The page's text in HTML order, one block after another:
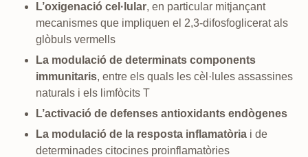
L’oxigenació cel·lular, en particular mitjançant
mecanismes que impliquen el 2,3-difosfoglicerat als
glòbuls vermells
La modulació de determinats components
immunitaris, entre els quals les cèl·lules assassines
naturals i els limfòcits T
L’activació de defenses antioxidants endògenes
La modulació de la resposta inflamatòria i de
determinades citocines proinflamatòries